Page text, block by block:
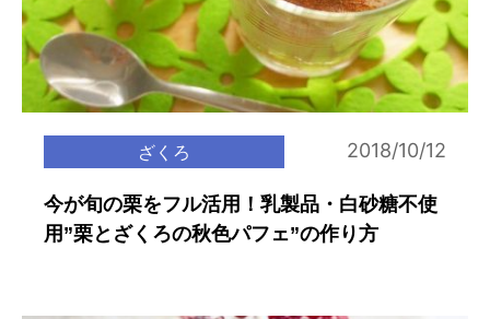
ざくろ 2018/10/12
今が旬の栗をフル活用！乳製品・白砂糖不使
用”栗とざくろの秋色パフェ”の作り方